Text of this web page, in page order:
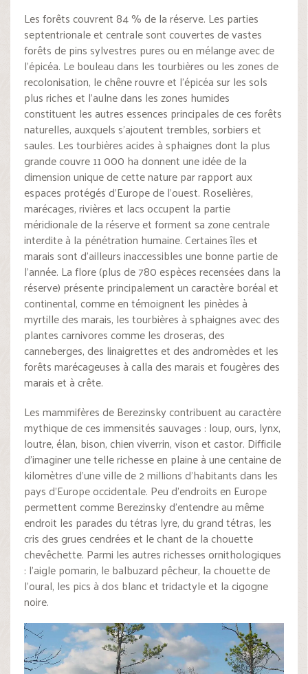
Les forêts couvrent 84 % de la réserve. Les parties
septentrionale et centrale sont couvertes de vastes
forêts de pins sylvestres pures ou en mélange avec de
l’épicéa. Le bouleau dans les tourbières ou les zones de
recolonisation, le chêne rouvre et l’épicéa sur les sols
plus riches et l’aulne dans les zones humides
constituent les autres essences principales de ces forêts
naturelles, auxquels s’ajoutent trembles, sorbiers et
saules. Les tourbières acides à sphaignes dont la plus
grande couvre 11 000 ha donnent une idée de la
dimension unique de cette nature par rapport aux
espaces protégés d’Europe de l’ouest. Roselières,
marécages, rivières et lacs occupent la partie
méridionale de la réserve et forment sa zone centrale
interdite à la pénétration humaine. Certaines îles et
marais sont d’ailleurs inaccessibles une bonne partie de
l’année. La flore (plus de 780 espèces recensées dans la
réserve) présente principalement un caractère boréal et
continental, comme en témoignent les pinèdes à
myrtille des marais, les tourbières à sphaignes avec des
plantes carnivores comme les droseras, des
canneberges, des linaigrettes et des andromèdes et les
forêts marécageuses à calla des marais et fougères des
marais et à crête.
Les mammifères de Berezinsky contribuent au caractère
mythique de ces immensités sauvages : loup, ours, lynx,
loutre, élan, bison, chien viverrin, vison et castor. Difficile
d’imaginer une telle richesse en plaine à une centaine de
kilomètres d’une ville de 2 millions d’habitants dans les
pays d’Europe occidentale. Peu d’endroits en Europe
permettent comme Berezinsky d’entendre au même
endroit les parades du tétras lyre, du grand tétras, les
cris des grues cendrées et le chant de la chouette
chevêchette. Parmi les autres richesses ornithologiques
: l’aigle pomarin, le balbuzard pêcheur, la chouette de
l’oural, les pics à dos blanc et tridactyle et la cigogne
noire.